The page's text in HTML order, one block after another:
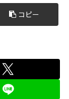
コピー